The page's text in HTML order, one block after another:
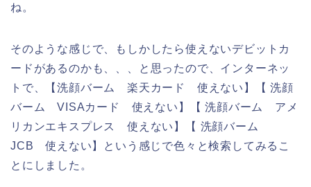
ね。
そのような感じで、もしかしたら使えないデビットカ
ードがあるのかも、、、と思ったので、インターネッ
トで、【洗顔バーム 楽天カード 使えない】【 洗顔
バーム VISAカード 使えない】【 洗顔バーム アメ
リカンエキスプレス 使えない】【 洗顔バーム
JCB 使えない】という感じで色々と検索してみるこ
とにしました。